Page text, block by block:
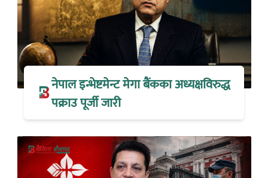
नेपाल इन्भेष्टमेन्ट मेगा बैंकका अध्यक्षविरुद्ध
पक्राउ पूर्जी जारी